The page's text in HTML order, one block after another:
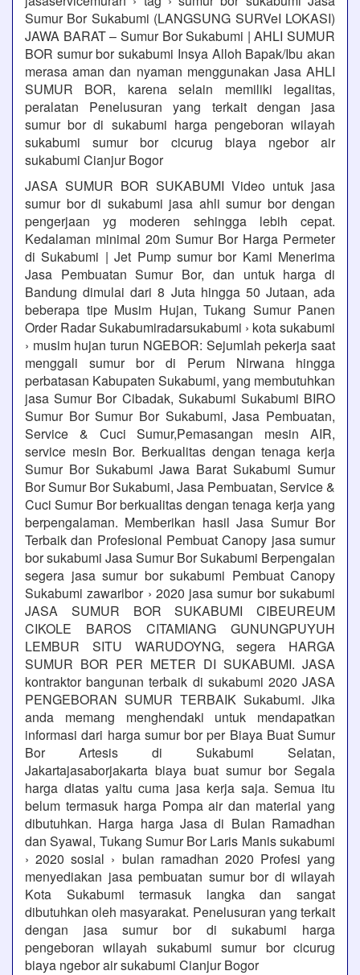
Sumur Bor Sukabumi (LANGSUNG SURVeI LOKASI)
JAWA BARAT – Sumur Bor Sukabumi | AHLI SUMUR
BOR sumur bor sukabumi Insya Alloh Bapak/Ibu akan
merasa aman dan nyaman menggunakan Jasa AHLI
SUMUR BOR, karena selain memiliki legalitas,
peralatan Penelusuran yang terkait dengan jasa
sumur bor di sukabumi harga pengeboran wilayah
sukabumi sumur bor cicurug biaya ngebor air
sukabumi Cianjur Bogor
JASA SUMUR BOR SUKABUMI Video untuk jasa
sumur bor di sukabumi jasa ahli sumur bor dengan
pengerjaan yg moderen sehingga lebih cepat.
Kedalaman minimal 20m Sumur Bor Harga Permeter
di Sukabumi | Jet Pump sumur bor Kami Menerima
Jasa Pembuatan Sumur Bor, dan untuk harga di
Bandung dimulai dari 8 Juta hingga 50 Jutaan, ada
beberapa tipe Musim Hujan, Tukang Sumur Panen
Order Radar Sukabumiradarsukabumi › kota sukabumi
› musim hujan turun NGEBOR: Sejumlah pekerja saat
menggali sumur bor di Perum Nirwana hingga
perbatasan Kabupaten Sukabumi, yang membutuhkan
jasa Sumur Bor Cibadak, Sukabumi Sukabumi BIRO
Sumur Bor Sumur Bor Sukabumi, Jasa Pembuatan,
Service & Cuci Sumur,Pemasangan mesin AIR,
service mesin Bor. Berkualitas dengan tenaga kerja
Sumur Bor Sukabumi Jawa Barat Sukabumi Sumur
Bor Sumur Bor Sukabumi, Jasa Pembuatan, Service &
Cuci Sumur Bor berkualitas dengan tenaga kerja yang
berpengalaman. Memberikan hasil Jasa Sumur Bor
Terbaik dan Profesional Pembuat Canopy jasa sumur
bor sukabumi Jasa Sumur Bor Sukabumi Berpengalan
segera jasa sumur bor sukabumi Pembuat Canopy
Sukabumi zawaribor › 2020 jasa sumur bor sukabumi
JASA SUMUR BOR SUKABUMI CIBEUREUM
CIKOLE BAROS CITAMIANG GUNUNGPUYUH
LEMBUR SITU WARUDOYNG, segera HARGA
SUMUR BOR PER METER DI SUKABUMI. JASA
kontraktor bangunan terbaik di sukabumi 2020 JASA
PENGEBORAN SUMUR TERBAIK Sukabumi. Jika
anda memang menghendaki untuk mendapatkan
informasi dari harga sumur bor per Biaya Buat Sumur
Bor Artesis di Sukabumi Selatan,
Jakartajasaborjakarta biaya buat sumur bor Segala
harga diatas yaitu cuma jasa kerja saja. Semua itu
belum termasuk harga Pompa air dan material yang
dibutuhkan. Harga harga Jasa di Bulan Ramadhan
dan Syawal, Tukang Sumur Bor Laris Manis sukabumi
› 2020 sosial › bulan ramadhan 2020 Profesi yang
menyediakan jasa pembuatan sumur bor di wilayah
Kota Sukabumi termasuk langka dan sangat
dibutuhkan oleh masyarakat. Penelusuran yang terkait
dengan jasa sumur bor di sukabumi harga
pengeboran wilayah sukabumi sumur bor cicurug
biaya ngebor air sukabumi Cianjur Bogor